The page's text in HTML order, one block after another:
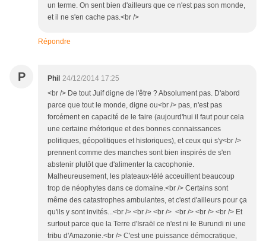
un terme. On sent bien d'ailleurs que ce n'est pas son monde,
et il ne s'en cache pas.<br />
Répondre
P Phil 24/12/2014 17:25
<br /> De tout Juif digne de l'être ? Absolument pas. D'abord
parce que tout le monde, digne ou<br /> pas, n'est pas
forcément en capacité de le faire (aujourd'hui il faut pour cela
une certaine rhétorique et des bonnes connaissances
politiques, géopolitiques et historiques), et ceux qui s'y<br />
prennent comme des manches sont bien inspirés de s'en
abstenir plutôt que d'alimenter la cacophonie.
Malheureusement, les plateaux-télé acceuillent beaucoup
trop de néophytes dans ce domaine.<br /> Certains sont
même des catastrophes ambulantes, et c'est d'ailleurs pour ça
qu'ils y sont invités...<br /> <br /> <br /> <br /> <br /> <br /> Et
surtout parce que la Terre d'Israël ce n'est ni le Burundi ni une
tribu d'Amazonie.<br /> C'est une puissance démocratique,